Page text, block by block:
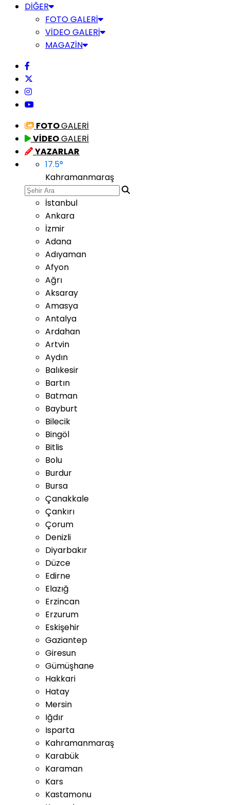
DİĞER
FOTO GALERİ
VİDEO GALERİ
MAGAZİN
FOTOGALERİ
VİDEOGALERİ
YAZARLAR
17.5°
Kahramanmaraş
İstanbul
Ankara
İzmir
Adana
Adıyaman
Afyon
Ağrı
Aksaray
Amasya
Antalya
Ardahan
Artvin
Aydın
Balıkesir
Bartın
Batman
Bayburt
Bilecik
Bingöl
Bitlis
Bolu
Burdur
Bursa
Çanakkale
Çankırı
Çorum
Denizli
Diyarbakır
Düzce
Edirne
Elazığ
Erzincan
Erzurum
Eskişehir
Gaziantep
Giresun
Gümüşhane
Hakkari
Hatay
Mersin
Iğdır
Isparta
Kahramanmaraş
Karabük
Karaman
Kars
Kastamonu